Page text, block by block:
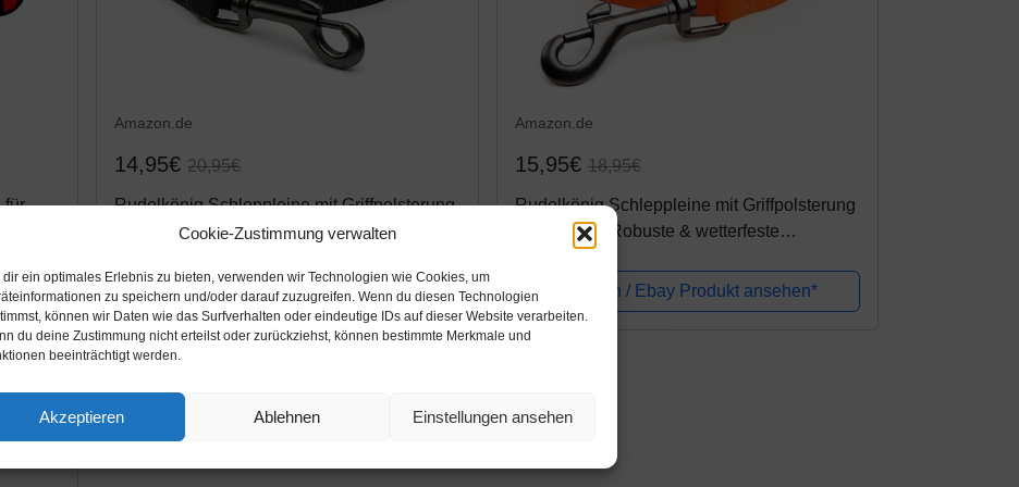
Cookie-Zustimmung verwalten
dir ein optimales Erlebnis zu bieten, verwenden wir Technologien wie Cookies, um
zu speichern und/oder darauf zuzugreifen. Wenn du diesen Technologien
können wir Daten wie das Surfverhalten oder eindeutige IDs auf dieser Website verarbeiten.
du deine Zustimmung nicht erteilst oder zurückziehst, können bestimmte Merkmale und
beeinträchtigt werden.
Akzeptieren Ablehnen Einstellungen ansehen
für
Amazon.de
14,95€20,95€
Rudelkönig Schleppleine mit Griffpolsterung
- 5m / 10m / 15m / 20m - Robuste &
Hundeerziehung
Amazon / Ebay Produkt ansehen*
Amazon.de
15,95€ 18,95€
Rudelkönig Schleppleine mit Griffpolsterung
- 5m / 10m - Robuste & wetterfeste
Hundeerziehung
Amazon / Ebay Produkt ansehen*